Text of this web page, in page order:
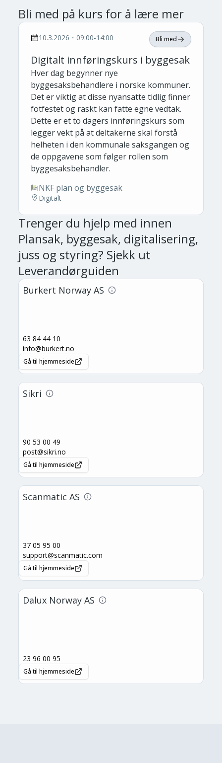
Bli med på kurs for å lære mer
10.3.2026・09:00-14:00 Bli med
Digitalt innføringskurs i byggesak
Hver dag begynner nye
byggesaksbehandlere i norske kommuner.
Det er viktig at disse nyansatte tidlig finner
fotfestet og raskt kan fatte egne vedtak.
Dette er et to dagers innføringskurs som
legger vekt på at deltakerne skal forstå
helheten i den kommunale saksgangen og
de oppgavene som følger rollen som
byggesaksbehandler.
NKF plan og byggesak
Digitalt
Trenger du hjelp med innen
Plansak, byggesak, digitalisering,
juss og styring? Sjekk ut
Leverandørguiden
Burkert Norway AS
63 84 44 10
info@burkert.no
Gå til hjemmeside
Sikri
90 53 00 49
post@sikri.no
Gå til hjemmeside
Scanmatic AS
37 05 95 00
support@scanmatic.com
Gå til hjemmeside
Dalux Norway AS
23 96 00 95
Gå til hjemmeside